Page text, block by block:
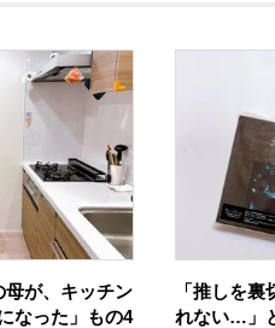
母が、キッチン
なった」もの4
「推しを
れない…」